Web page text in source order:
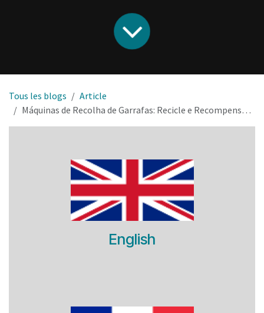
Tous les blogs
Article
Máquinas de Recolha de Garrafas: Recicle e Recompense-se
English